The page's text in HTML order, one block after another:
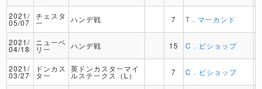
2021/
05/07
チェスタ
ー ハンデ戦 7 T．マーカンド
2021/
04/18
ニューベ
リー ハンデ戦 15 C．ビショップ
2021/
03/27
ドンカス
ター
英ドンカスターマイ
ルステークス（L） 7 C．ビショップ